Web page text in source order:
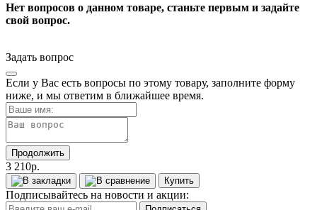
Нет вопросов о данном товаре, станьте первым и задайте
свой вопрос.
Задать вопрос
Если у Вас есть вопросы по этому товару, заполните форму
ниже, и мы ответим в ближайшее время.
Продолжить
3 210р.
Купить
Подписывайтесь на новости и акции: